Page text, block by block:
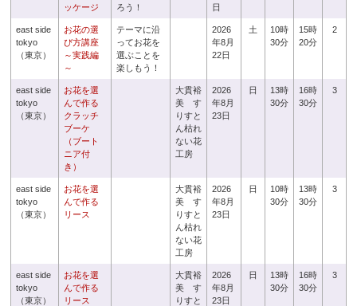
ッケージ
ろう！
日
east side
tokyo
（東京）
お花の選
び方講座
～実践編
～
テーマに沿
ってお花を
選ぶことを
楽しもう！
2026
年8月
22日
土
10時
30分
15時
20分
2
east side
tokyo
（東京）
お花を選
んで作る
クラッチ
ブーケ
（ブート
ニア付
き）
大貫裕
美 す
りすと
ん枯れ
ない花
工房
2026
年8月
23日
日
13時
30分
16時
30分
3
east side
tokyo
（東京）
お花を選
んで作る
リース
大貫裕
美 す
りすと
ん枯れ
ない花
工房
2026
年8月
23日
日
10時
30分
13時
30分
3
east side
tokyo
（東京）
お花を選
んで作る
リース
大貫裕
美 す
りすと
2026
年8月
23日
日
13時
30分
16時
30分
3